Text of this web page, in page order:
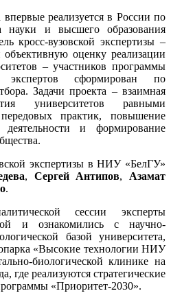
впервые реализуется в России по
науки и высшего образования
кросс-вузовской экспертизы –
оценку реализации
– участников программы
экспертов сформирован по
Задачи проекта – взаимная
университетов равными
практик, повышение
деятельности и формирование
экспертизы в НИУ «БелГУ»
, Сергей Антипов, Азамат
.
сессии эксперты
и ознакомились с научно-
базой университета,
«Высокие технологии НИУ
биологической клинике на
где реализуются стратегические
«Приоритет-2030».